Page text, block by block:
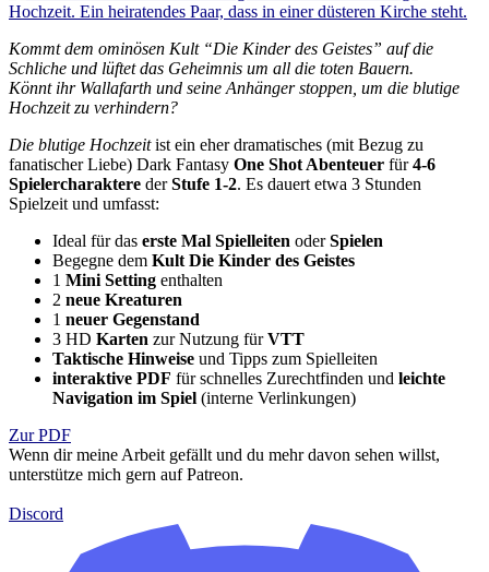
Kommt dem ominösen Kult “Die Kinder des Geistes” auf die
Schliche und lüftet das Geheimnis um all die toten Bauern.
Könnt ihr Wallafarth und seine Anhänger stoppen, um die blutige
Hochzeit zu verhindern?
Die blutige Hochzeitist ein eher dramatisches (mit Bezug zu
fanatischer Liebe) Dark Fantasy One Shot Abenteuer für4-6
Spielercharaktere derStufe 1-2. Es dauert etwa 3 Stunden
Spielzeit und umfasst:
Ideal für das erste Mal Spielleiten oderSpielen
Begegne dem Kult Die Kinder des Geistes
1 Mini Setting enthalten
2 neue Kreaturen
1 neuer Gegenstand
3 HD Karten zur Nutzung fürVTT
Taktische Hinweise und Tipps zum Spielleiten
interaktive PDF für schnelles Zurechtfinden und leichte
Navigation im Spiel (interne Verlinkungen)
Zur PDF
Wenn dir meine Arbeit gefällt und du mehr davon sehen willst,
unterstütze mich gern auf Patreon.
Discord